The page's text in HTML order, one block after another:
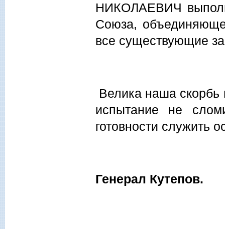
НИКОЛАЕВИЧ
Союза,
все существующие
Велика наша скорбь
испытание не
готовности служить
Генерал Кутепов.